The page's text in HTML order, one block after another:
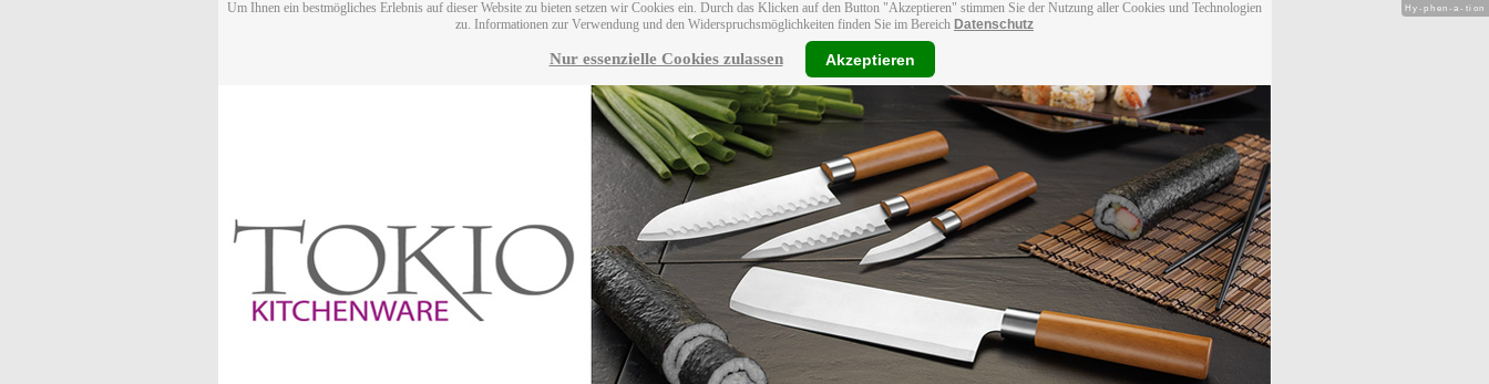
Um Ihnen ein bestmögliches Erlebnis auf dieser Website zu bieten setzen wir Cookies ein. Durch das Klicken auf den Button "Akzeptieren" stimmen Sie der Nutzung aller Cookies und Technologien
zu. Informationen zur Verwendung und den Widerspruchsmöglichkeiten finden Sie im Bereich Datenschutz
Nur essenzielle Cookies zulassen Akzeptieren
Hy-phen-a-tion